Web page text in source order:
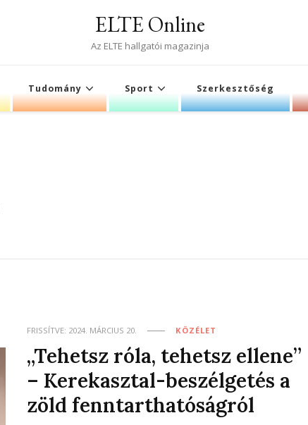
ELTE Online
Az ELTE hallgatói magazinja
Tudomány Sport Szerkesztőség
FRISSÍTVE: 2024. MÁRCIUS 20. KÖZÉLET
„Tehetsz róla, tehetsz ellene”
– Kerekasztal-beszélgetés a
zöld fenntarthatóságról